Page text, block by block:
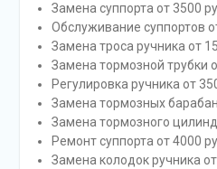
Замена суппорта от 3500
Обслуживание суппортов
Замена троса ручника от
Замена тормозной трубки
Регулировка ручника от
Замена тормозных
Замена тормозного
Ремонт суппорта от 4000
Замена колодок ручника